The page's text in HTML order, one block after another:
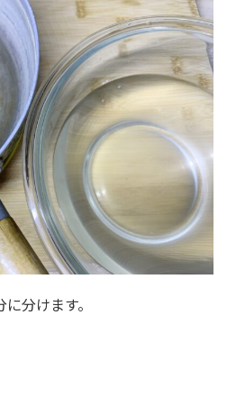
分けます。